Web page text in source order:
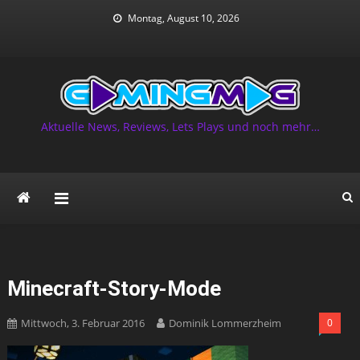
Montag, August 10, 2026
Aktuelle News, Reviews, Lets Plays und noch mehr…
Minecraft-Story-Mode
Mittwoch, 3. Februar 2016 Dominik Lommerzheim 0